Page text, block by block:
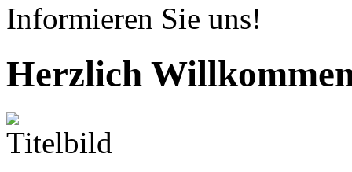
Informieren Sie uns!
Herzlich